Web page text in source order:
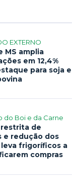
EXTERNO
MS amplia
em 12,4%
para soja e
do Boi e da Carne
de
e redução dos
frigoríficos a
compras